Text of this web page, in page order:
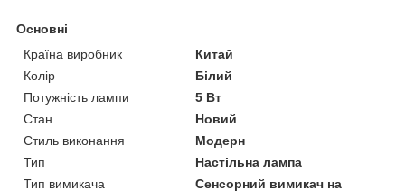
Основні
Країна виробник
Китай
Колір
Білий
Потужність лампи
5 Вт
Стан
Новий
Стиль виконання
Модерн
Тип
Настільна лампа
Тип вимикача
Сенсорний вимикач на